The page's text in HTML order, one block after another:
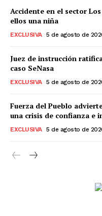
Accidente en el sector
ellos una niña
EXCLUSIVA 5 de agosto de
Juez de instrucción
caso SeNasa
EXCLUSIVA 5 de agosto de
Fuerza del Pueblo
una crisis de confianza e
EXCLUSIVA 5 de agosto de